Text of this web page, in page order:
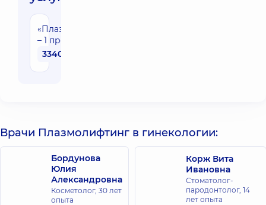
«Плазмолифтинг»
– 1 пробирка
3340 грн
Врачи Плазмолифтинг в гинекологии:
Бордунова
Юлия
Александровна
Косметолог, 30 лет
опыта
Корж Вита
Ивановна
Стоматолог-
пародонтолог, 14
лет опыта